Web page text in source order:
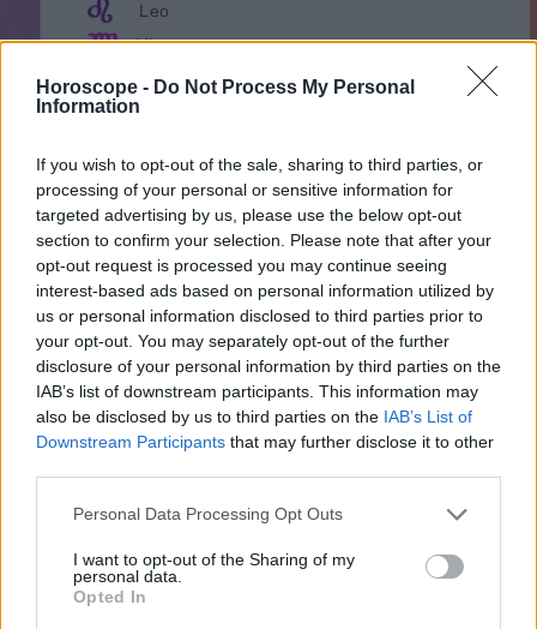
Horoscope - Do Not Process My Personal
Information
If you wish to opt-out of the sale, sharing to third parties, or
processing of your personal or sensitive information for
targeted advertising by us, please use the below opt-out
section to confirm your selection. Please note that after your
opt-out request is processed you may continue seeing
interest-based ads based on personal information utilized by
us or personal information disclosed to third parties prior to
your opt-out. You may separately opt-out of the further
disclosure of your personal information by third parties on the
IAB’s list of downstream participants. This information may
also be disclosed by us to third parties on the IAB’s List of
Downstream Participants that may further disclose it to other
Personal Data Processing Opt Outs
I want to opt-out of the Sharing of my
personal data.
Opted In
Leo
Virgo
Libra
Capricornio
Acuario
Piscis
Anuncios